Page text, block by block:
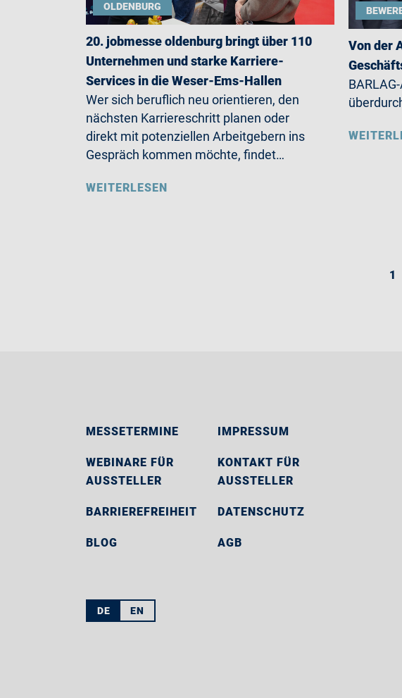
OLDENBURG
20. jobmesse oldenburg bringt über 110
Unternehmen und starke Karriere-
Services in die Weser-Ems-Hallen
Wer sich beruflich neu orientieren, den
nächsten Karriereschritt planen oder
direkt mit potenziellen Arbeitgebern ins
Gespräch kommen möchte, findet…
WEITERLESEN
Von der
1
MESSETERMINE
WEBINARE FÜR
AUSSTELLER
BARRIEREFREIHEIT
BLOG
IMPRESSUM
KONTAKT FÜR
AUSSTELLER
DATENSCHUTZ
AGB
DE EN